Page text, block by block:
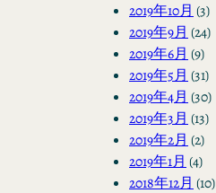
2019年10月 (3)
2019年9月 (24)
2019年6月 (9)
2019年5月 (31)
2019年4月 (30)
2019年3月 (13)
2019年2月 (2)
2019年1月 (4)
2018年12月 (10)